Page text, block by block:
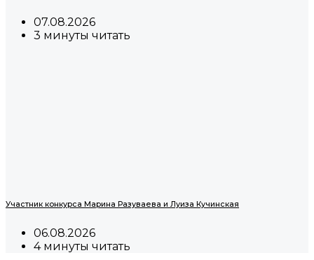
07.08.2026
3 минуты читать
Участник конкурса Марина Разуваева и Луиза Кучинская
06.08.2026
4 минуты читать